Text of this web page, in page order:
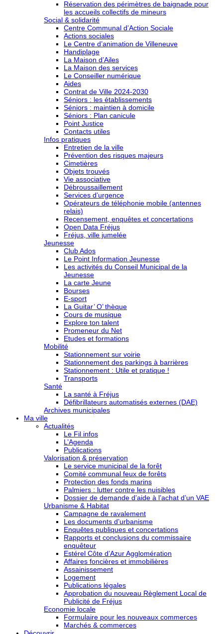
Réservation des périmètres de baignade pour
les accueils collectifs de mineurs
Social & solidarité
Centre Communal d’Action Sociale
Actions sociales
Le Centre d’animation de Villeneuve
Handiplage
La Maison d’Ailes
La Maison des services
Le Conseiller numérique
Aides
Contrat de Ville 2024-2030
Séniors : les établissements
Séniors : maintien à domicile
Séniors : Plan canicule
Point Justice
Contacts utiles
Infos pratiques
Entretien de la ville
Prévention des risques majeurs
Cimetières
Objets trouvés
Vie associative
Débroussaillement
Services d’urgence
Opérateurs de téléphonie mobile (antennes
relais)
Recensement, enquêtes et concertations
Open Data Fréjus
Fréjus, ville jumelée
Jeunesse
Club Ados
Le Point Information Jeunesse
Les activités du Conseil Municipal de la
Jeunesse
La carte Jeune
Bourses
E-sport
La Guitar’ O’ thèque
Cours de musique
Explore ton talent
Promeneur du Net
Etudes et formations
Mobilité
Stationnement sur voirie
Stationnement des parkings à barrières
Stationnement : Utile et pratique !
Transports
Santé
La santé à Fréjus
Défibrillateurs automatisés externes (DAE)
Archives municipales
Ma ville
Actualités
Le Fil infos
L’Agenda
Publications
Valorisation & préservation
Le service municipal de la forêt
Comité communal feux de forêts
Protection des fonds marins
Palmiers : lutter contre les nuisibles
Dossier de demande d’aide à l’achat d’un VAE
Urbanisme & Habitat
Campagne de ravalement
Les documents d’urbanisme
Enquêtes publiques et concertations
Rapports et conclusions du commissaire
enquêteur
Estérel Côte d’Azur Agglomération
Affaires foncières et immobilières
Assainissement
Logement
Publications légales
Approbation du nouveau Règlement Local de
Publicité de Fréjus
Economie locale
Formulaire pour les nouveaux commerces
Marchés & commerces